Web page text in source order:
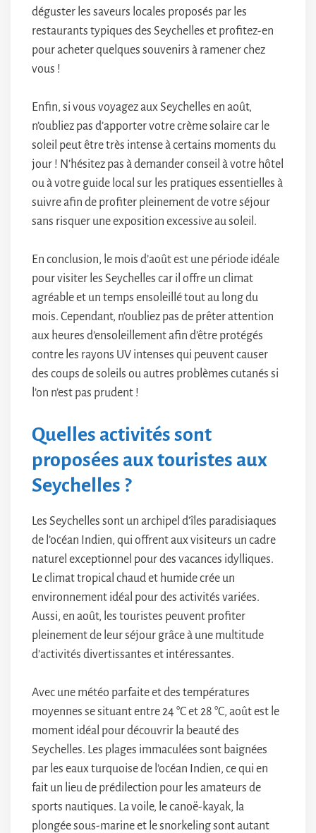
déguster les saveurs locales proposés par les
restaurants typiques des Seychelles et profitez-en
pour acheter quelques souvenirs à ramener chez
vous !
Enfin, si vous voyagez aux Seychelles en août,
n’oubliez pas d’apporter votre crème solaire car le
soleil peut être très intense à certains moments du
jour ! N’hésitez pas à demander conseil à votre hôtel
ou à votre guide local sur les pratiques essentielles à
suivre afin de profiter pleinement de votre séjour
sans risquer une exposition excessive au soleil.
En conclusion, le mois d’août est une période idéale
pour visiter les Seychelles car il offre un climat
agréable et un temps ensoleillé tout au long du
mois. Cependant, n’oubliez pas de prêter attention
aux heures d’ensoleillement afin d’être protégés
contre les rayons UV intenses qui peuvent causer
des coups de soleils ou autres problèmes cutanés si
l’on n’est pas prudent !
Quelles activités sont
proposées aux touristes aux
Seychelles ?
Les Seychelles sont un archipel d’îles paradisiaques
de l’océan Indien, qui offrent aux visiteurs un cadre
naturel exceptionnel pour des vacances idylliques.
Le climat tropical chaud et humide crée un
environnement idéal pour des activités variées.
Aussi, en août, les touristes peuvent profiter
pleinement de leur séjour grâce à une multitude
d’activités divertissantes et intéressantes.
Avec une météo parfaite et des températures
moyennes se situant entre 24 °C et 28 °C, août est le
moment idéal pour découvrir la beauté des
Seychelles. Les plages immaculées sont baignées
par les eaux turquoise de l’océan Indien, ce qui en
fait un lieu de prédilection pour les amateurs de
sports nautiques. La voile, le canoë-kayak, la
plongée sous-marine et le snorkeling sont autant